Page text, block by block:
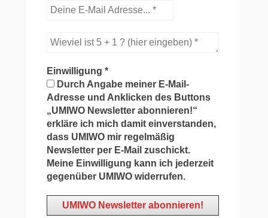
Einwilligung*
Durch Angabe meiner E-Mail-
Adresse und Anklicken des Buttons
„UMIWO Newsletter abonnieren!“
erkläre ich mich damit einverstanden,
dass UMIWO mir regelmäßig
Newsletter per E-Mail zuschickt.
Meine Einwilligung kann ich jederzeit
gegenüber UMIWO widerrufen.